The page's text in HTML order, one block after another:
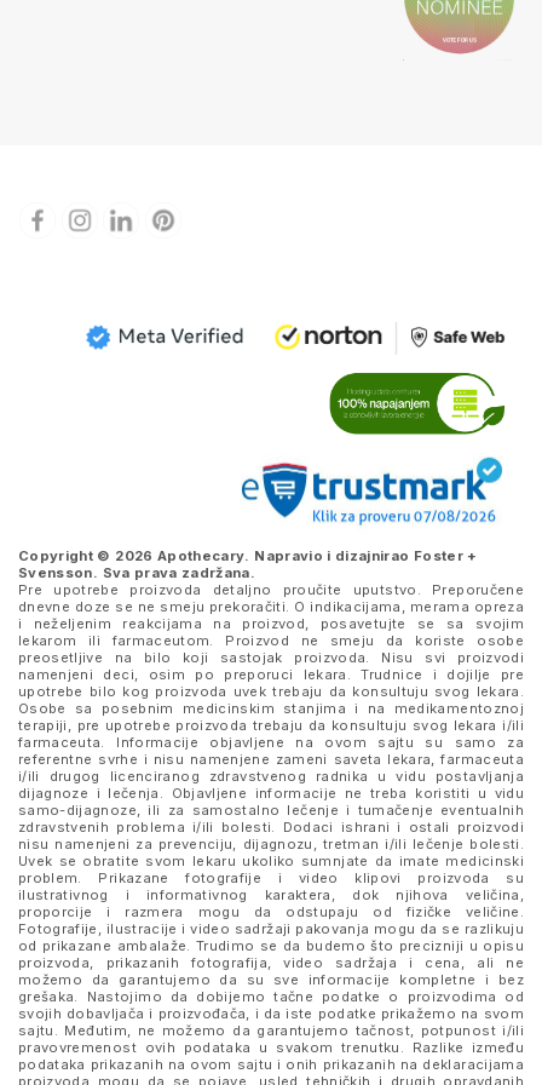
Copyright © 2026 Apothecary. Napravio i dizajnirao Foster +
Svensson. Sva prava zadržana.
Pre upotrebe proizvoda detaljno proučite uputstvo. Preporučene
dnevne doze se ne smeju prekoračiti. O indikacijama, merama opreza
i neželjenim reakcijama na proizvod, posavetujte se sa svojim
lekarom ili farmaceutom. Proizvod ne smeju da koriste osobe
preosetljive na bilo koji sastojak proizvoda. Nisu svi proizvodi
namenjeni deci, osim po preporuci lekara. Trudnice i dojilje pre
upotrebe bilo kog proizvoda uvek trebaju da konsultuju svog lekara.
Osobe sa posebnim medicinskim stanjima i na medikamentoznoj
terapiji, pre upotrebe proizvoda trebaju da konsultuju svog lekara i/ili
farmaceuta. Informacije objavljene na ovom sajtu su samo za
referentne svrhe i nisu namenjene zameni saveta lekara, farmaceuta
i/ili drugog licenciranog zdravstvenog radnika u vidu postavljanja
dijagnoze i lečenja. Objavljene informacije ne treba koristiti u vidu
samo-dijagnoze, ili za samostalno lečenje i tumačenje eventualnih
zdravstvenih problema i/ili bolesti. Dodaci ishrani i ostali proizvodi
nisu namenjeni za prevenciju, dijagnozu, tretman i/ili lečenje bolesti.
Uvek se obratite svom lekaru ukoliko sumnjate da imate medicinski
problem. Prikazane fotografije i video klipovi proizvoda su
ilustrativnog i informativnog karaktera, dok njihova veličina,
proporcije i razmera mogu da odstupaju od fizičke veličine.
Fotografije, ilustracije i video sadržaji pakovanja mogu da se razlikuju
od prikazane ambalaže. Trudimo se da budemo što precizniji u opisu
proizvoda, prikazanih fotografija, video sadržaja i cena, ali ne
možemo da garantujemo da su sve informacije kompletne i bez
grešaka. Nastojimo da dobijemo tačne podatke o proizvodima od
svojih dobavljača i proizvođača, i da iste podatke prikažemo na svom
sajtu. Međutim, ne možemo da garantujemo tačnost, potpunost i/ili
pravovremenost ovih podataka u svakom trenutku. Razlike između
podataka prikazanih na ovom sajtu i onih prikazanih na deklaracijama